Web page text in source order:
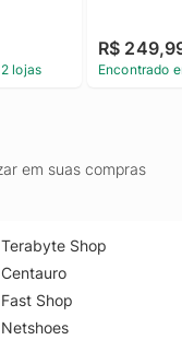
lojas
R$
Encontrado
em suas compras
Shop
Shop